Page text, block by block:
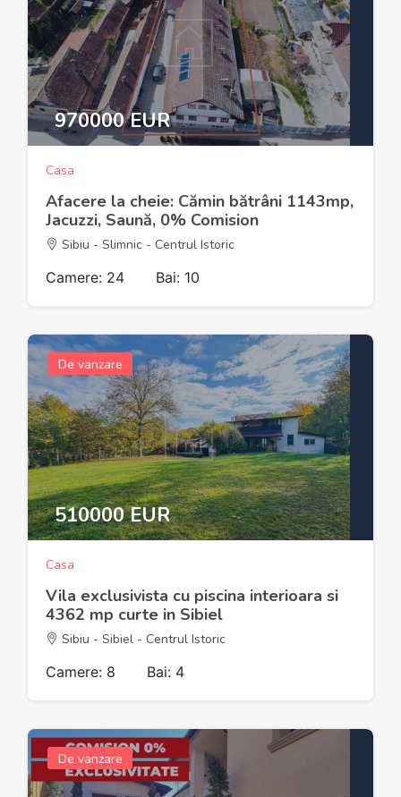
970000 EUR
Casa
Afacere la cheie: Cămin bătrâni 1143mp,
Jacuzzi, Saună, 0% Comision
Sibiu - Slimnic - Centrul Istoric
Camere: 24 Bai: 10
De vanzare
510000 EUR
Casa
Vila exclusivista cu piscina interioara si
4362 mp curte in Sibiel
Sibiu - Sibiel - Centrul Istoric
Camere: 8 Bai: 4
De vanzare